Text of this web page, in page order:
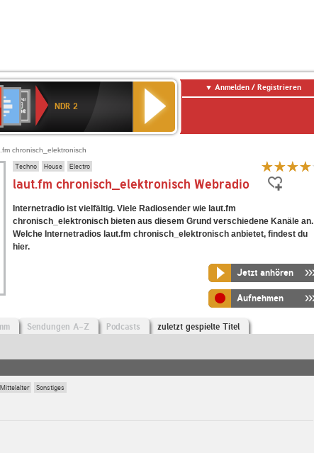
80er
OLDIE
NDR 2
Anmelden / Registrieren
chronisch_elektronisch
Techno House Electro
laut.fm chronisch_elektronisch Webradio
Internetradio ist vielfältig. Viele Radiosender wie laut.fm
chronisch_elektronisch bieten aus diesem Grund verschiedene Kanäle an.
Welche Internetradios laut.fm chronisch_elektronisch anbietet, findest du
hier.
Jetzt anhören
Aufnehmen
Sendungen A-Z Podcasts zuletzt gespielte Titel
Sonstiges